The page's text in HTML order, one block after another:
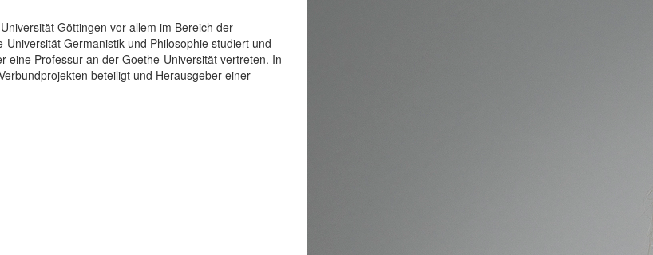
Göttingen vor allem im Bereich der
Germanistik und Philosophie studiert und
eine Professur an der Goethe-Universität vertreten. In
beteiligt und Herausgeber einer